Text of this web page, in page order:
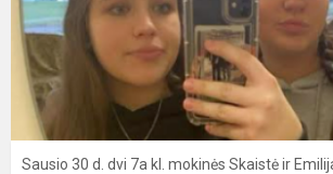
Sausio 30 d. dvi 7a kl. mokinės Skaistė ir